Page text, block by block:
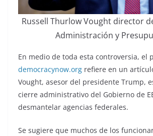
Russell Thurlow Vought director
Administración y
En medio de toda esta controversia, el
democracynow.org refiere en un
Vought, asesor del presidente Trump,
cierre administrativo del Gobierno de
desmantelar agencias federales.
Se sugiere que muchos de los